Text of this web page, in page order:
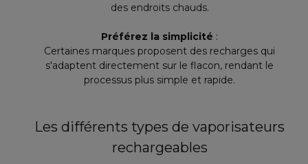
des endroits chauds.
Préférez la simplicité :
Certaines marques proposent des recharges qui
s'adaptent directement sur le flacon, rendant le
processus plus simple et rapide.
Les différents types de vaporisateurs
rechargeables